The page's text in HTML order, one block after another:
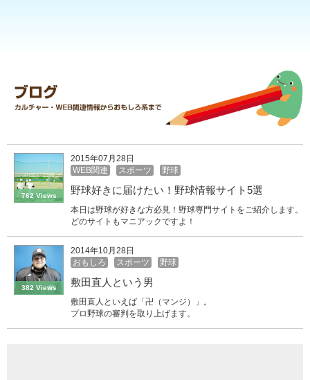
762 Views
2015年07月28日
WEB関連
スポーツ 野球
野球好きに届けたい！野球情報サイト5選
本日は野球が好きな方必見！野球専門サイトをご紹介します。
どのサイトもマニアックですよ！
382 Views
2014年10月28日
おもしろ
スポーツ 野球
敷田直人という男
敷田直人といえば「卍（マンジ）」。
プロ野球の審判を取り上げます。